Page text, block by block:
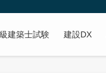
建築士試験 建設DX